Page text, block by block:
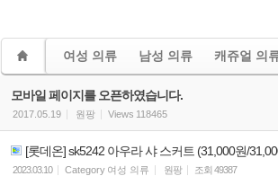
여성 의류 남성 의류 캐쥬얼 의
모바일 페이지를 오픈하였습니다.
2017.05.19 원팡 Views 118465
[롯데온] sk5242 아우라 샤 스커트 (31,000원/
2023.03.10 Category 여성 의류 원팡 조회 49387